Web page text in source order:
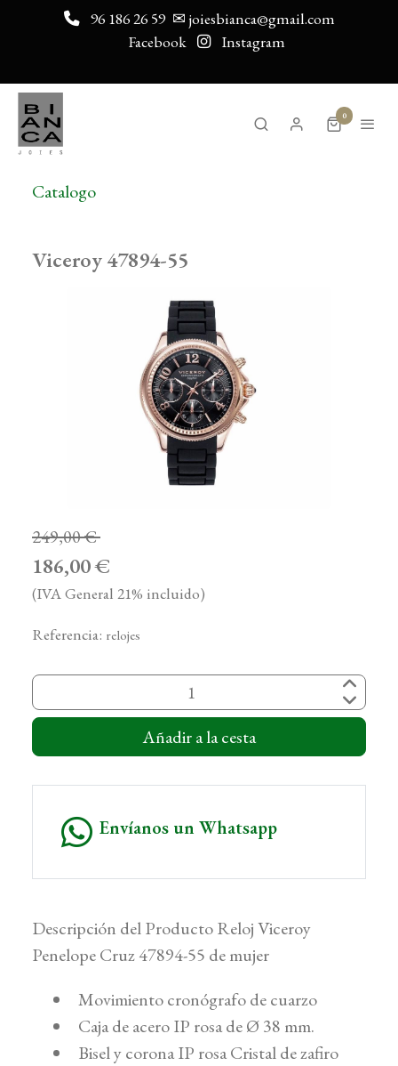
96 186 26 59 ✉ joiesbianca@gmail.com
Facebook
Instagram
0
Catalogo
Viceroy 47894-55
249,00 €
186,00 €
(IVA General 21% incluido)
Referencia: relojes
Añadir a la cesta
Envíanos un Whatsapp
Descripción del Producto Reloj Viceroy
Penelope Cruz 47894-55 de mujer
Movimiento cronógrafo de cuarzo
Caja de acero IP rosa de Ø 38 mm.
Bisel y corona IP rosa Cristal de zafiro